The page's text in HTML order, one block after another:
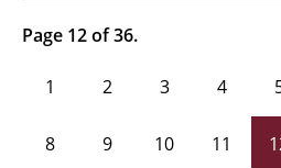
Page 12 of 36.
1 2 3 4
8 9 10 11